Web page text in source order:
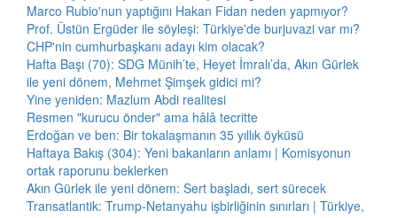
Marco Rubio'nun yaptığını Hakan Fidan neden yapmıyor?
Prof. Üstün Ergüder ile söyleşi: Türkiye'de burjuvazi var mı?
CHP'nin cumhurbaşkanı adayı kim olacak?
Hafta Başı (70): SDG Münih’te, Heyet İmralı’da, Akın Gürlek
ile yeni dönem, Mehmet Şimşek gidici mi?
Yine yeniden: Mazlum Abdi realitesi
Resmen "kurucu önder" ama hâlâ tecritte
Erdoğan ve ben: Bir tokalaşmanın 35 yıllık öyküsü
Haftaya Bakış (304): Yeni bakanların anlamı | Komisyonun
ortak raporunu beklerken
Akın Gürlek ile yeni dönem: Sert başladı, sert sürecek
Transatlantik: Trump-Netanyahu işbirliğinin sınırları | Türkiye,